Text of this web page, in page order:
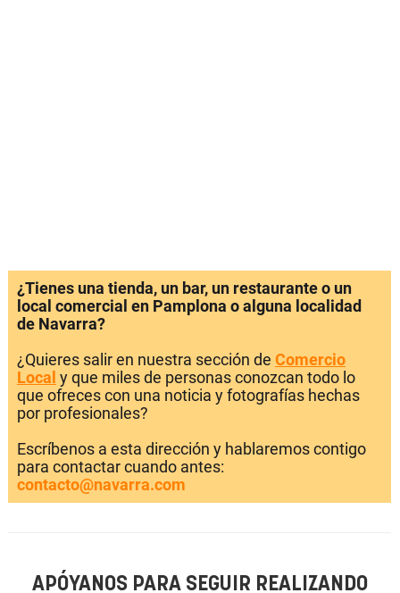
¿Tienes una tienda, un bar, un restaurante o un
local comercial en Pamplona o alguna localidad
de Navarra?
¿Quieres salir en nuestra sección de Comercio
Local y que miles de personas conozcan todo lo
que ofreces con una noticia y fotografías hechas
por profesionales?
Escríbenos a esta dirección y hablaremos contigo
para contactar cuando antes:
contacto@navarra.com
APÓYANOS PARA SEGUIR REALIZANDO